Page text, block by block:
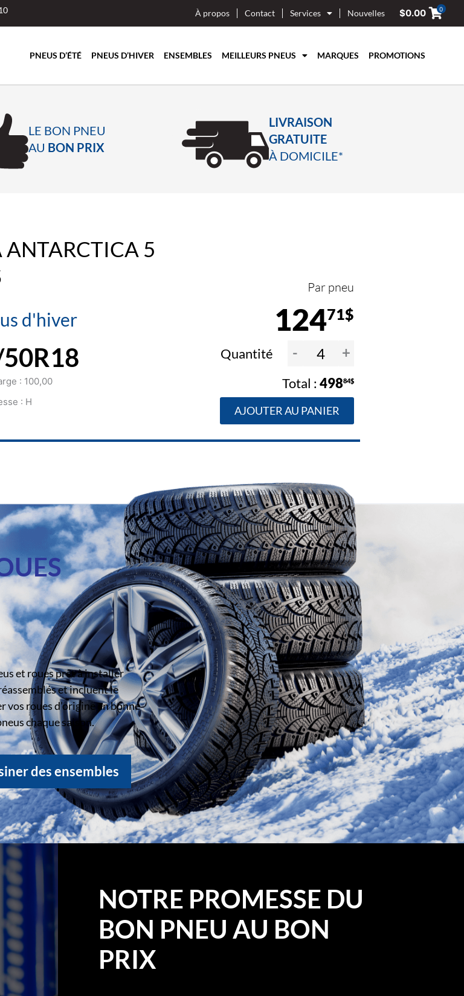
À propos Contact Services Nouvelles $0.00 0
PNEUS D’ÉTÉ PNEUS D’HIVER ENSEMBLES MEILLEURS PNEUS MARQUES PROMOTIONS
LE BON PNEU
AU BON PRIX
LIVRAISON
GRATUITE
À DOMICILE*
ANTARCTICA 5
d'hiver
Par pneu
12471$
: 100,00
: H
Quantité - +
49884$
AJOUTER AU PANIER
et roues prêt à installer
et incluent le
roues d’origine en bonne
chaque saison.
des ensembles
NOTRE PROMESSE DU
BON PNEU AU BON
PRIX